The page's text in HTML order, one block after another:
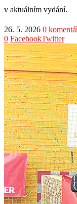
v aktuálním vydání.
26. 5. 2026 0
0 FacebookTwitter